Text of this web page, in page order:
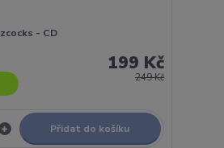
- CD
249 Kč
199 Kč
Přidat do košíku